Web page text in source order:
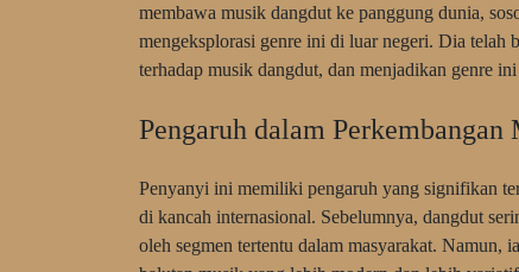
membawa musik dangdut ke panggung dunia,
mengeksplorasi genre ini di luar negeri. Dia telah
terhadap musik dangdut, dan menjadikan genre
Pengaruh dalam
Penyanyi ini memiliki pengaruh yang signifikan
di kancah internasional. Sebelumnya, dangdut
oleh segmen tertentu dalam masyarakat. Namun,